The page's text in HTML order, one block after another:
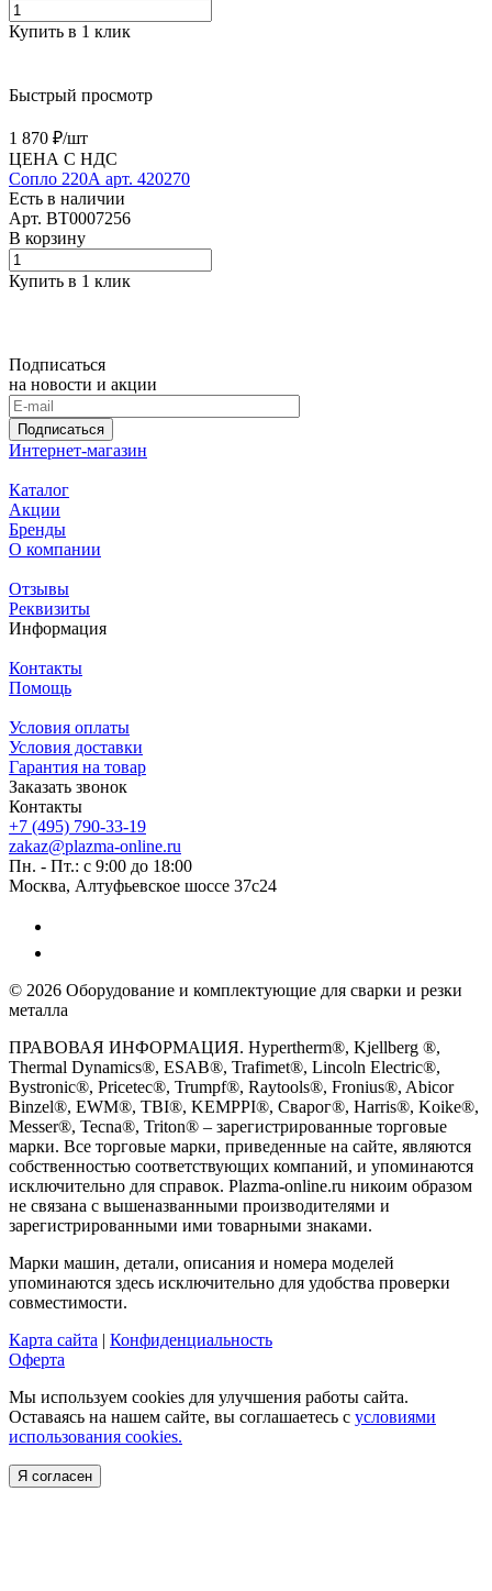
Купить в 1 клик
Быстрый просмотр
1 870 ₽/шт
ЦЕНА С НДС
Сопло 220А арт. 420270
Есть в наличии
Арт. BT0007256
В корзину
Купить в 1 клик
Подписаться
на новости и акции
Подписаться
Интернет-магазин
Каталог
Акции
Бренды
О компании
Отзывы
Реквизиты
Информация
Контакты
Помощь
Условия оплаты
Условия доставки
Гарантия на товар
Заказать звонок
Контакты
+7 (495) 790-33-19
zakaz@plazma-online.ru
Пн. - Пт.: с 9:00 до 18:00
Москва, Алтуфьевское шоссе 37с24
© 2026 Оборудование и комплектующие для сварки и резки
металла
ПРАВОВАЯ ИНФОРМАЦИЯ. Hypertherm®, Kjellberg ®,
Thermal Dynamics®, ESAB®, Trafimet®, Lincoln Electric®,
Bystronic®, Pricetec®, Trumpf®, Raytools®, Fronius®, Abicor
Binzel®, EWM®, TBI®, KEMPPI®, Сварог®, Harris®, Koike®,
Messer®, Tecna®, Triton® – зарегистрированные торговые
марки. Все торговые марки, приведенные на сайте, являются
собственностью соответствующих компаний, и упоминаются
исключительно для справок. Plazma-online.ru никоим образом
не связана с вышеназванными производителями и
зарегистрированными ими товарными знаками.
Марки машин, детали, описания и номера моделей
упоминаются здесь исключительно для удобства проверки
совместимости.
Карта сайта | Конфиденциальность
Оферта
Мы используем cookies для улучшения работы сайта.
Оставаясь на нашем сайте, вы соглашаетесь с условиями
использования cookies.
Я согласен